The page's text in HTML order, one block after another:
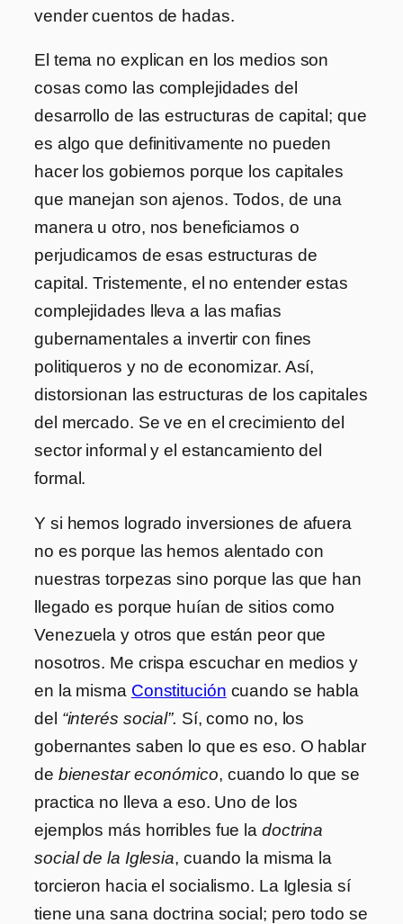
vender cuentos de hadas.
El tema no explican en los medios son
cosas como las complejidades del
desarrollo de las estructuras de capital; que
es algo que definitivamente no pueden
hacer los gobiernos porque los capitales
que manejan son ajenos. Todos, de una
manera u otro, nos beneficiamos o
perjudicamos de esas estructuras de
capital. Tristemente, el no entender estas
complejidades lleva a las mafias
gubernamentales a invertir con fines
politiqueros y no de economizar. Así,
distorsionan las estructuras de los capitales
del mercado. Se ve en el crecimiento del
sector informal y el estancamiento del
formal.
Y si hemos logrado inversiones de afuera
no es porque las hemos alentado con
nuestras torpezas sino porque las que han
llegado es porque huían de sitios como
Venezuela y otros que están peor que
nosotros. Me crispa escuchar en medios y
en la misma Constitución cuando se habla
del “interés social”. Sí, como no, los
gobernantes saben lo que es eso. O hablar
de bienestar económico, cuando lo que se
practica no lleva a eso. Uno de los
ejemplos más horribles fue la doctrina
social de la Iglesia, cuando la misma la
torcieron hacia el socialismo. La Iglesia sí
tiene una sana doctrina social; pero todo se